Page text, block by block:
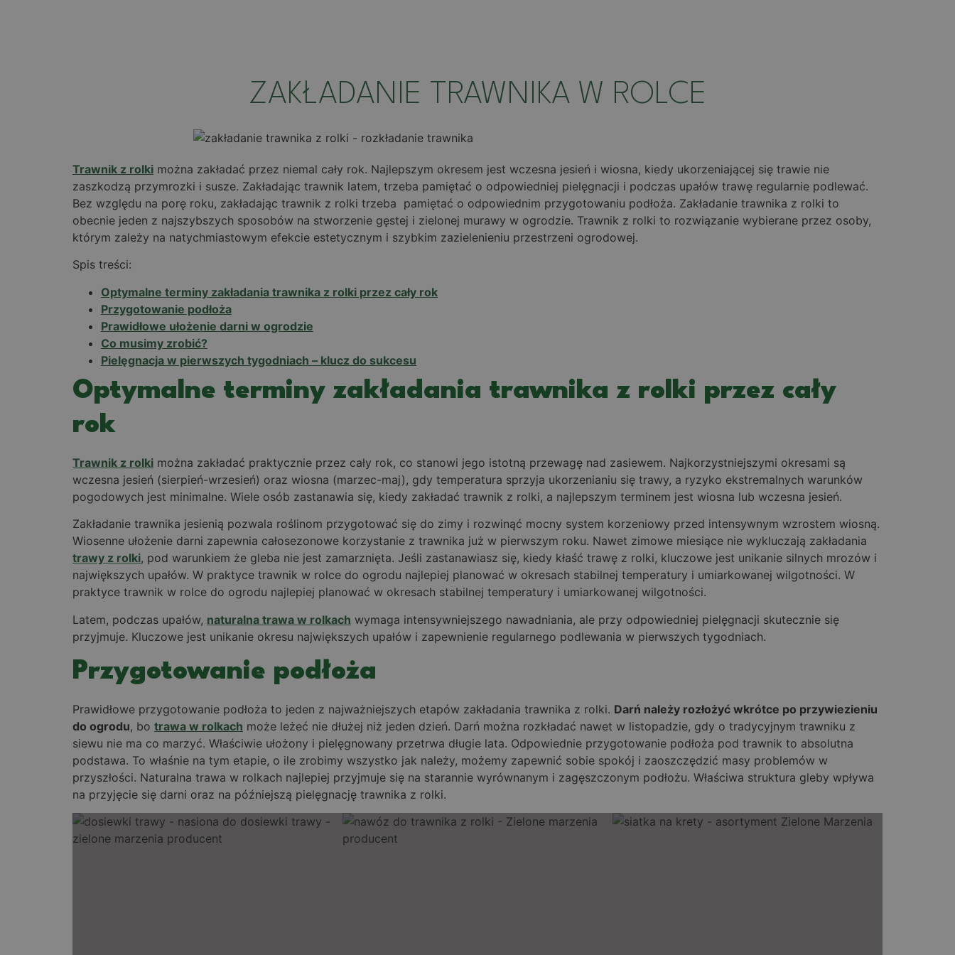
ZAKŁADANIE TRAWNIKA W ROLCE
Trawnik z rolki można zakładać przez niemal cały rok. Najlepszym okresem jest wczesna jesień i wiosna, kiedy ukorzeniającej się trawie nie
zaszkodzą przymrozki i susze. Zakładając trawnik latem, trzeba pamiętać o odpowiedniej pielęgnacji i podczas upałów trawę regularnie podlewać.
Bez względu na porę roku, zakładając trawnik z rolki trzeba pamiętać o odpowiednim przygotowaniu podłoża. Zakładanie trawnika z rolki to
obecnie jeden z najszybszych sposobów na stworzenie gęstej i zielonej murawy w ogrodzie. Trawnik z rolki to rozwiązanie wybierane przez osoby,
którym zależy na natychmiastowym efekcie estetycznym i szybkim zazielenieniu przestrzeni ogrodowej.
Spis treści:
Optymalne terminy zakładania trawnika z rolki przez cały rok
Przygotowanie podłoża
Prawidłowe ułożenie darni w ogrodzie
Co musimy zrobić?
Pielęgnacja w pierwszych tygodniach – klucz do sukcesu
Optymalne terminy zakładania trawnika z rolki przez cały
rok
Trawnik z rolki można zakładać praktycznie przez cały rok, co stanowi jego istotną przewagę nad zasiewem. Najkorzystniejszymi okresami są
wczesna jesień (sierpień-wrzesień) oraz wiosna (marzec-maj), gdy temperatura sprzyja ukorzenianiu się trawy, a ryzyko ekstremalnych warunków
pogodowych jest minimalne. Wiele osób zastanawia się, kiedy zakładać trawnik z rolki, a najlepszym terminem jest wiosna lub wczesna jesień.
Zakładanie trawnika jesienią pozwala roślinom przygotować się do zimy i rozwinąć mocny system korzeniowy przed intensywnym wzrostem wiosną.
Wiosenne ułożenie darni zapewnia całosezonowe korzystanie z trawnika już w pierwszym roku. Nawet zimowe miesiące nie wykluczają zakładania
trawy z rolki, pod warunkiem że gleba nie jest zamarznięta. Jeśli zastanawiasz się, kiedy kłaść trawę z rolki, kluczowe jest unikanie silnych mrozów i
największych upałów. W praktyce trawnik w rolce do ogrodu najlepiej planować w okresach stabilnej temperatury i umiarkowanej wilgotności. W
praktyce trawnik w rolce do ogrodu najlepiej planować w okresach stabilnej temperatury i umiarkowanej wilgotności.
Latem, podczas upałów, naturalna trawa w rolkach wymaga intensywniejszego nawadniania, ale przy odpowiedniej pielęgnacji skutecznie się
przyjmuje. Kluczowe jest unikanie okresu największych upałów i zapewnienie regularnego podlewania w pierwszych tygodniach.
Przygotowanie podłoża
Prawidłowe przygotowanie podłoża to jeden z najważniejszych etapów zakładania trawnika z rolki. Darń należy rozłożyć wkrótce po przywiezieniu
do ogrodu, bo trawa w rolkach może leżeć nie dłużej niż jeden dzień. Darń można rozkładać nawet w listopadzie, gdy o tradycyjnym trawniku z
siewu nie ma co marzyć. Właściwie ułożony i pielęgnowany przetrwa długie lata. Odpowiednie przygotowanie podłoża pod trawnik to absolutna
podstawa. To właśnie na tym etapie, o ile zrobimy wszystko jak należy, możemy zapewnić sobie spokój i zaoszczędzić masy problemów w
przyszłości. Naturalna trawa w rolkach najlepiej przyjmuje się na starannie wyrównanym i zagęszczonym podłożu. Właściwa struktura gleby wpływa
na przyjęcie się darni oraz na późniejszą pielęgnację trawnika z rolki.